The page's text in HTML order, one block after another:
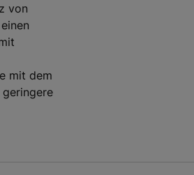
von
mit dem